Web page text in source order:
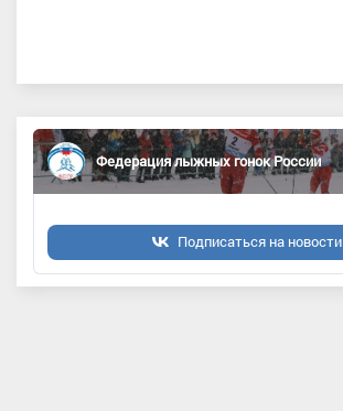
Федерация лыжных гонок России
Подписаться на новости